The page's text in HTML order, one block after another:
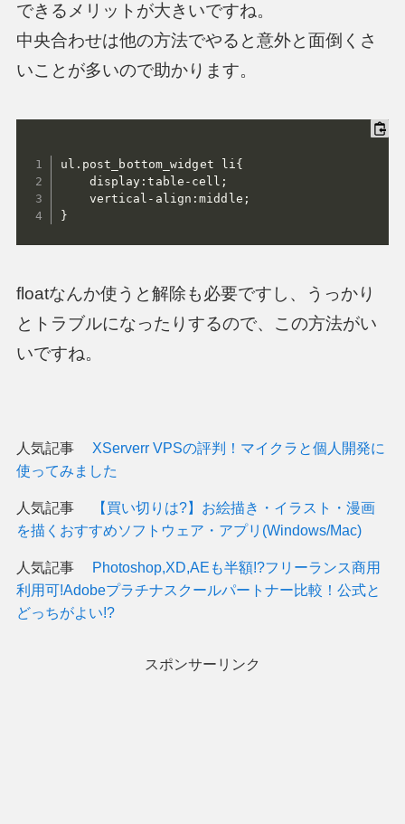
できるメリットが大きいですね。
中央合わせは他の方法でやると意外と面倒くさ
いことが多いので助かります。
ul.post_bottom_widget li{
}
floatなんか使うと解除も必要ですし、うっかり
とトラブルになったりするので、この方法がい
いですね。
人気記事
XServerr VPSの評判！マイクラと個人開発に
使ってみました
人気記事
【買い切りは?】お絵描き・イラスト・漫画
を描くおすすめソフトウェア・アプリ(Windows/Mac)
人気記事
Photoshop,XD,AEも半額!?フリーランス商用
利用可!Adobeプラチナスクールパートナー比較！公式と
どっちがよい!?
スポンサーリンク